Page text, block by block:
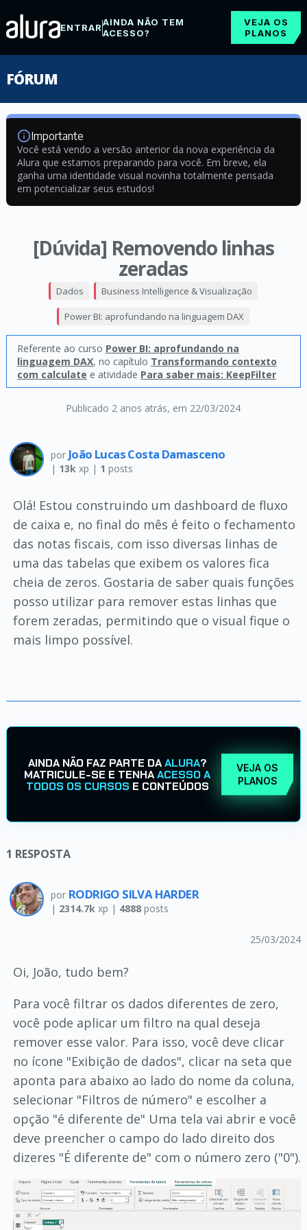
ENTRARAINDA NÃO TEM
ACESSO?
VEJA OS
PLANOS
FÓRUM
Importante
Você está vendo a versão anterior da nova experiência da
Alura que estamos preparando para você. Em breve, ela
ganha uma identidade visual novinha totalmente pensada
em potencializar seus estudos!
[Dúvida] Removendo linhas
zeradas
Publicado 2 anos atrás, em 22/03/2024
Dados Business Intelligence & Visualização
Power BI: aprofundando na linguagem DAX
Referente ao curso Power BI: aprofundando na
linguagem DAX, no capítulo Transformando contexto
com calculate e atividade Para saber mais: KeepFilter
por João Lucas Costa Damasceno
| 13kxp | 1 posts
Olá! Estou construindo um dashboard de fluxo
de caixa e, no final do mês é feito o fechamento
das notas fiscais, com isso diversas linhas de
uma das tabelas que exibem os valores fica
cheia de zeros. Gostaria de saber quais funções
posso utilizar para remover estas linhas que
forem zeradas, permitindo que o visual fique o
mais limpo possível.
AINDA NÃO FAZ PARTE DAALURA?
MATRICULE-SE E TENHAACESSO A
TODOS OS CURSOS E CONTEÚDOS
VEJA OS
PLANOS
1 RESPOSTA
por RODRIGO SILVA HARDER
| 2314.7kxp | 4888posts
25/03/2024
Oi, João, tudo bem?
Para você filtrar os dados diferentes de zero,
você pode aplicar um filtro na qual deseja
remover esse valor. Para isso, você deve clicar
no ícone "Exibição de dados", clicar na seta que
aponta para abaixo ao lado do nome da coluna,
selecionar "Filtros de número" e escolher a
opção "é diferente de" Uma tela vai abrir e você
deve preencher o campo do lado direito dos
dizeres "É diferente de" com o número zero ("0").